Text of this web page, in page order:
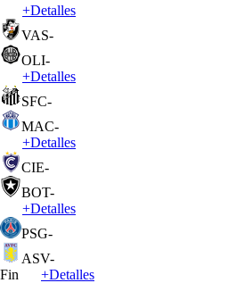
+Detalles
VAS-
OLI-
+Detalles
SFC-
MAC-
+Detalles
CIE-
BOT-
+Detalles
PSG-
ASV-
Fin
+Detalles